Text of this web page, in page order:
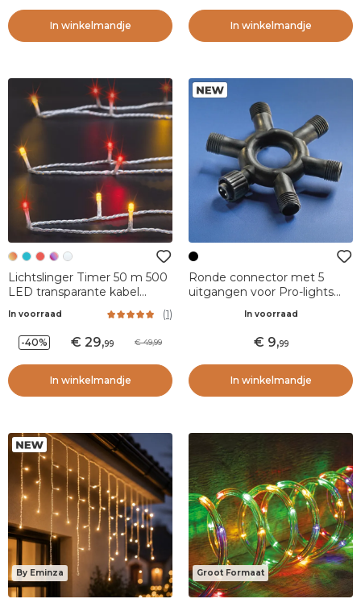
In winkelmandje In winkelmandje
Lichtslinger Timer 50 m 500
LED transparante kabel
Twee kleuren Warm wit/rood
In voorraad (1)
-40% 29,99 49,99
In winkelmandje
Ronde connector met 5
uitgangen voor Pro-lights
In voorraad
9,99
In winkelmandje
By Eminza Groot Formaat